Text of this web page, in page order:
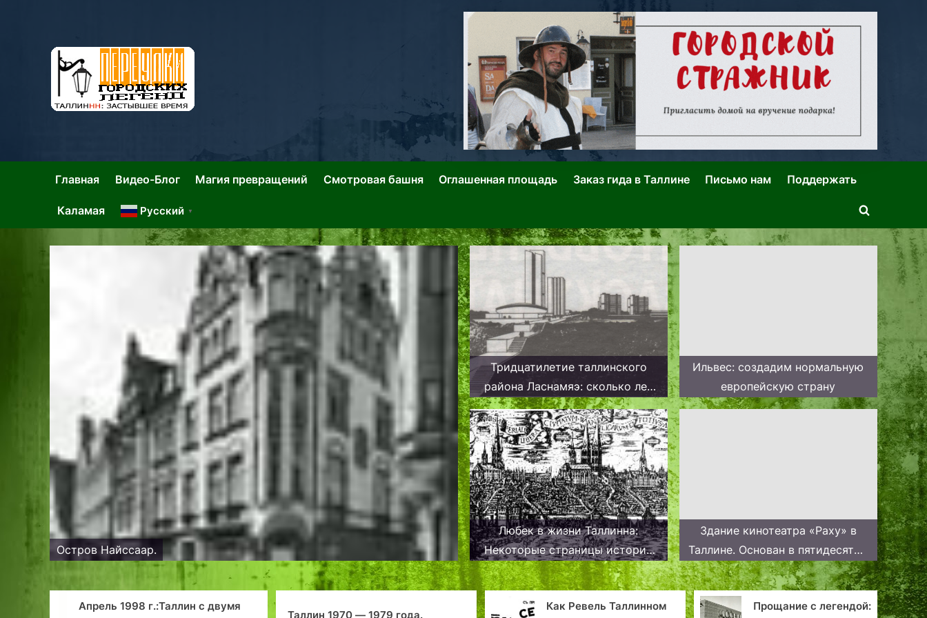
Таллин: Переулки Городских Легенд
Главная Видео-Блог Магия превращений Смотровая башня Оглашенная площадь Заказ гида в Таллине Письмо нам Поддержать
Каламая Русский ▼
Toggle
search
Остров Найссаар.
Тридцатилетие таллинского
района Ласнамяэ: сколько лет
юбиляру?
Ильвес: создадим нормальную
европейскую страну
Любек в жизни Таллинна:
Некоторые страницы истории
Ганзы
Здание кинотеатра «Раху» в
Таллине. Основан в пятидесятых
годах. Приговорен в 2007,
уничтожен будет в 2019-м.
Апрель 1998 г.:Таллин с двумя
Таллин 1970 — 1979 года.
Как Ревель Таллинном
Прощание с легендой: